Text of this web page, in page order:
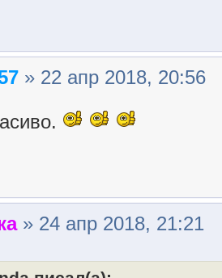
» 22 апр 2018, 20:56
» 24 апр 2018, 21:21